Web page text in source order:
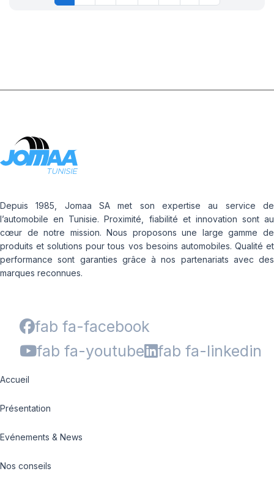
Depuis 1985, Jomaa SA met son expertise au service de
l’automobile en Tunisie. Proximité, fiabilité et innovation sont au
cœur de notre mission. Nous proposons une large gamme de
produits et solutions pour tous vos besoins automobiles. Qualité et
performance sont garanties grâce à nos partenariats avec des
marques reconnues.
fab fa-facebook
fab fa-youtube
fab fa-linkedin
Accueil
Présentation
Evénements & News
Nos conseils